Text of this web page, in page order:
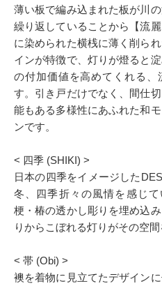
薄い板で編み込まれた板が川
繰り返していることから【流
に染められた横桟に薄く削ら
インが特徴で、灯りが燈ると
の付加価値を高めてくれる、
す。引き戸だけでなく、間仕
能もある多様性にあふれた和
ンです。
< 四季 (SHIKI) >
日本の四季をイメージした
冬、四季折々の風情を感じ
梗・椿の透かし彫りを埋め込
りからこぼれる灯りがその空
< 帯 (Obi) >
襖を着物に見立てたデザイン